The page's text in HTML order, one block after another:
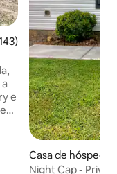
avaliação média de
e
Casa de
ll
Night Cap -